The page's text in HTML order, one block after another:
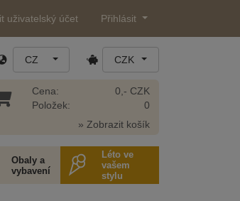
uživatelský účet Přihlásit
CZ CZK
Cena:
Položek:
0,- CZK
0
» Zobrazit košík
Obaly a
vybavení
Léto ve
vašem
stylu